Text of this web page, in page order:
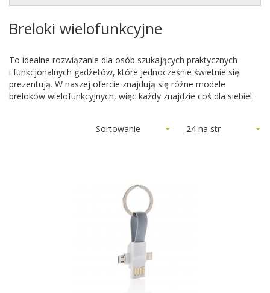
Breloki wielofunkcyjne
To idealne rozwiązanie dla osób szukających praktycznych
i funkcjonalnych gadżetów, które jednocześnie świetnie się
prezentują. W naszej ofercie znajdują się różne modele
breloków wielofunkcyjnych, więc każdy znajdzie coś dla siebie!
Sortowanie 24 na str